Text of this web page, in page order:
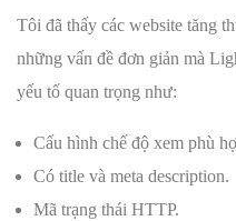
Tôi đã thấy các website tăng
những vấn đề đơn giản mà
yếu tố quan trọng như:
Cấu hình chế độ xem phù
Có title và meta description.
Mã trạng thái HTTP.